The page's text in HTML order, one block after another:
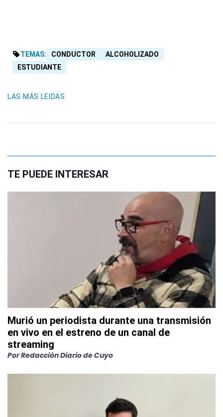
TEMAS: CONDUCTOR
ALCOHOLIZADO
ESTUDIANTE
LAS MÁS LEIDAS
TE PUEDE INTERESAR
Murió un periodista durante una transmisión
en vivo en el estreno de un canal de
streaming
PorRedacción Diario de Cuyo